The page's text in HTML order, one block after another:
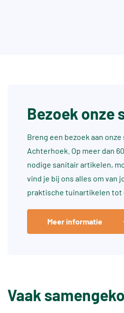
Bezoek onze
Breng een bezoek aan
Achterhoek. Op meer dan
nodige sanitair artikelen,
vind je bij ons alles om van
praktische tuinartikelen tot
Meer informatie
Vaak